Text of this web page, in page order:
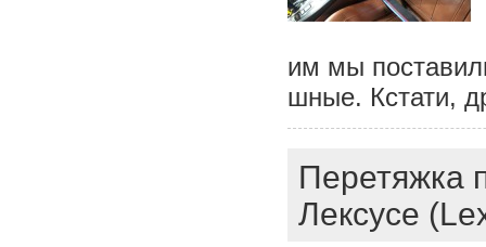
им мы
шные. Кстати,
Перетяжка
Лексусе